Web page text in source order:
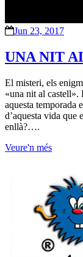
Jun 23, 2017
UNA NIT
El misteri, els
«una nit al castell».
aquesta temporada
d’aquesta vida
enllà?….
Veure'n més